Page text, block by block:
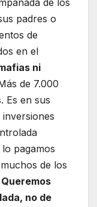
de los
padres o
de
en el
ni
de 7.000
Es en sus
pagamos
de los
Queremos
no de